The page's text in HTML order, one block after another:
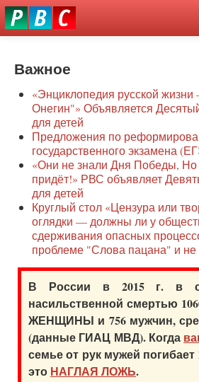
Перейти
к
О нас
Защита семей
Образование
Наше сопротивление
Регионы
Видео
Важное
«Энциклопедия русской
Онегин"» Объявляется
для детей
Предложения по
государственного экзамена
«Они не знали Дня Победы,
придёт!» РВС объявляет
для детей
Круглый стол «Цензура или
оглядки — должны ли у
сдерживания опасных
проблеме "Слова пацана" и не
В России в 2015 г. в
насильственной смертью
ЖЕНЩИНЫ и 756 мужчин,
(данные ГИАЦ МВД). Когда
семье от рук мужей
это НАГЛАЯ ЛОЖЬ.